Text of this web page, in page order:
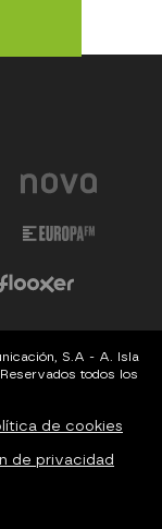
S.A - A. Isla
todos los
de cookies
de privacidad